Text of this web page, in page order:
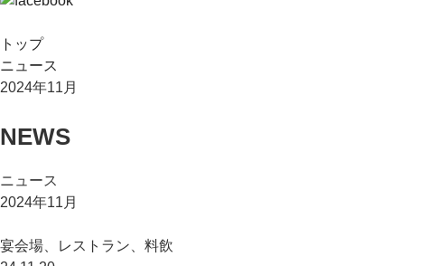
トップ
ニュース
2024年11月
NEWS
ニュース
2024年11月
宴会場、レストラン、料飲